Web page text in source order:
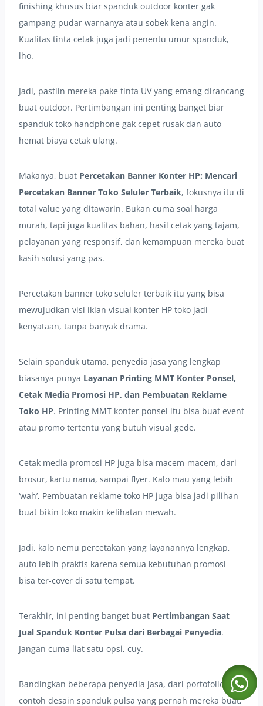
finishing khusus biar spanduk outdoor konter gak
gampang pudar warnanya atau sobek kena angin.
Kualitas tinta cetak juga jadi penentu umur spanduk,
lho.
Jadi, pastiin mereka pake tinta UV yang emang dirancang
buat outdoor. Pertimbangan ini penting banget biar
spanduk toko handphone gak cepet rusak dan auto
hemat biaya cetak ulang.
Makanya, buat Percetakan Banner Konter HP: Mencari
Percetakan Banner Toko Seluler Terbaik, fokusnya itu di
total value yang ditawarin. Bukan cuma soal harga
murah, tapi juga kualitas bahan, hasil cetak yang tajam,
pelayanan yang responsif, dan kemampuan mereka buat
kasih solusi yang pas.
Percetakan banner toko seluler terbaik itu yang bisa
mewujudkan visi iklan visual konter HP toko jadi
kenyataan, tanpa banyak drama.
Selain spanduk utama, penyedia jasa yang lengkap
biasanya punya Layanan Printing MMT Konter Ponsel,
Cetak Media Promosi HP, dan Pembuatan Reklame
Toko HP. Printing MMT konter ponsel itu bisa buat event
atau promo tertentu yang butuh visual gede.
Cetak media promosi HP juga bisa macem-macem, dari
brosur, kartu nama, sampai flyer. Kalo mau yang lebih
‘wah’, Pembuatan reklame toko HP juga bisa jadi pilihan
buat bikin toko makin kelihatan mewah.
Jadi, kalo nemu percetakan yang layanannya lengkap,
auto lebih praktis karena semua kebutuhan promosi
bisa ter-cover di satu tempat.
Terakhir, ini penting banget buat Pertimbangan Saat
Jual Spanduk Konter Pulsa dari Berbagai Penyedia.
Jangan cuma liat satu opsi, cuy.
Bandingkan beberapa penyedia jasa, dari portofolio
contoh desain spanduk pulsa yang pernah mereka buat,